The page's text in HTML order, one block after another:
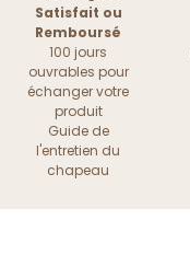
Satisfait ou
Remboursé
100 jours
ouvrables pour
échanger votre
produit
Guide de
l'entretien du
chapeau